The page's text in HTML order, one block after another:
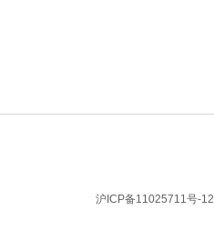
沪ICP备11025711号-12